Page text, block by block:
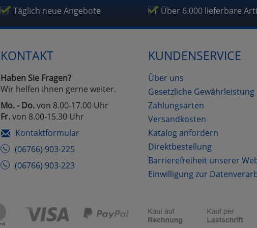
Täglich neue Angebote Über 6.000 lieferbare
KONTAKT
Haben Sie Fragen?
Wir helfen Ihnen gerne weiter.
Mo. - Do.von 8.00-17.00 Uhr
Fr.von 8.00-15.30 Uhr
Kontaktformular
(06766) 903-225
(06766) 903-223
KUNDENSERVICE
Über uns
Gesetzliche Gewährleistung
Zahlungsarten
Versandkosten
Katalog anfordern
Direktbestellung
Barrierefreiheit unserer
Einwilligung zur